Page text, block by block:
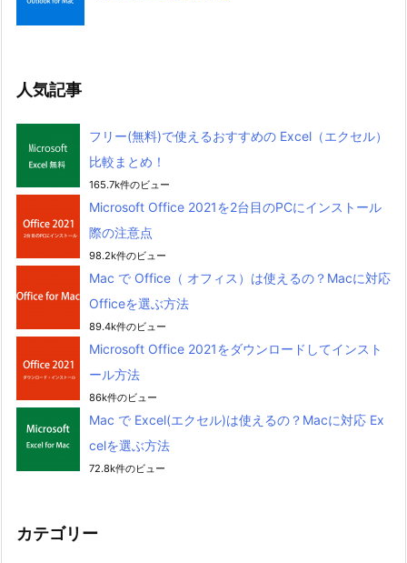
人気記事
フリー(無料)で使えるおすすめの Excel（エクセル）
比較まとめ！
165.7k件のビュー
Microsoft Office 2021を2台目のPCにインストール
際の注意点
98.2k件のビュー
Mac で Office（ オフィス）は使えるの？Macに対応
Officeを選ぶ方法
89.4k件のビュー
Microsoft Office 2021をダウンロードしてインスト
ール方法
86k件のビュー
Mac で Excel(エクセル)は使えるの？Macに対応 Ex
celを選ぶ方法
72.8k件のビュー
カテゴリー